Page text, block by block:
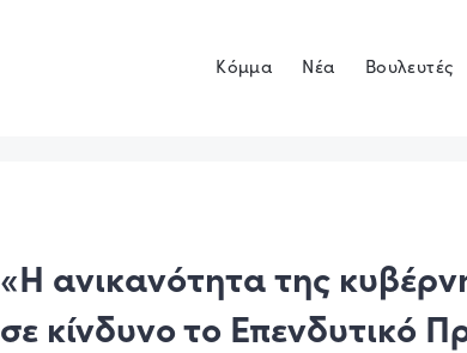
Κόμμα Νέα Βουλευτές
«Η ανικανότητα της
σε κίνδυνο το Επενδυτικό